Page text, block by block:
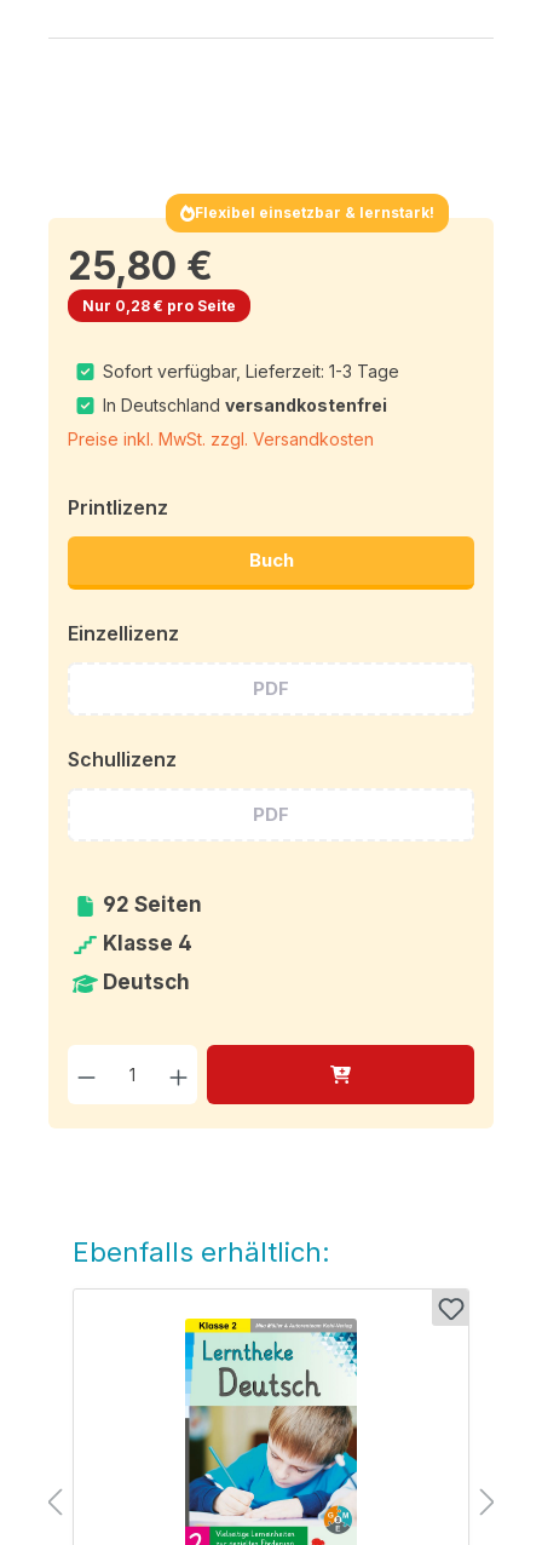
Flexibel einsetzbar & lernstark!
25,80 €
Nur 0,28 € pro Seite
Sofort verfügbar, Lieferzeit: 1-3 Tage
In Deutschlandversandkostenfrei
Preise inkl. MwSt. zzgl. Versandkosten
Printlizenz
Buch
Einzellizenz
PDF
Schullizenz
PDF
92 Seiten
Klasse 4
Deutsch
Produkt Anzahl: Gib den
Produktgalerie überspringen
Ebenfalls erhältlich: